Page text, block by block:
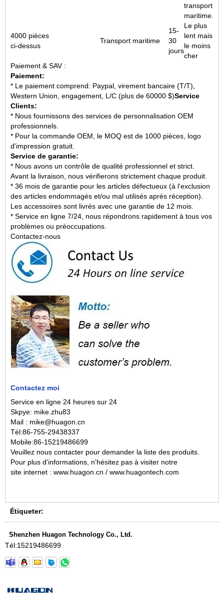
transport
maritime.
4000 pièces
ci-dessus
Transport maritime
15-
30
jours
Le plus
lent mais
le moins
cher
Paiement & SAV :
Paiement:
* Le paiement comprend: Paypal, virement bancaire (T/T),
Western Union, engagement, L/C (plus de 60000 $)Service
Clients:
* Nous fournissons des services de personnalisation OEM
professionnels.
* Pour la commande OEM, le MOQ est de 1000 pièces, logo
d'impression gratuit.
Service de garantie:
* Nous avons un contrôle de qualité professionnel et strict.
Avant la livraison, nous vérifierons strictement chaque produit.
* 36 mois de garantie pour les articles défectueux (à l'exclusion
des articles endommagés et/ou mal utilisés après réception).
Les accessoires sont livrés avec une garantie de 12 mois.
* Service en ligne 7/24, nous répondrons rapidement à tous vos
problèmes ou préoccupations.
Contactez-nous
Contactez moi
Service en ligne 24 heures sur 24
Skpye: mike.zhu83
Mail : mike@huagon.cn
Tél:86-755-29438337
Mobile:86-15219486699
Veuillez nous contacter pour demander la liste des produits.
Pour plus d'informations, n'hésitez pas à visiter notre
site internet : www.huagon.cn / www.huagontech.com
Étiqueter:
Shenzhen Huagon Technology Co., Ltd.
Tél:15219486699